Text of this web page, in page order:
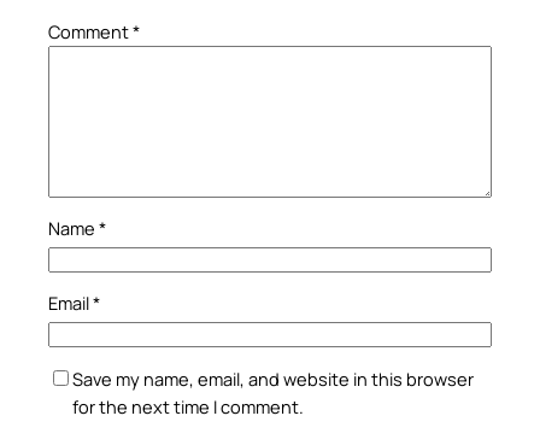
Comment*
Name *
Email*
Save my name, email, and website in this browser
for the next time I comment.